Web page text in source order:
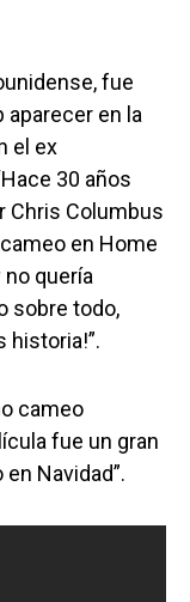
fue
aparecer en la
el ex
30 años
Chris Columbus
en Home
no quería
sobre todo,
historia!”.
cameo
fue un gran
Navidad”.